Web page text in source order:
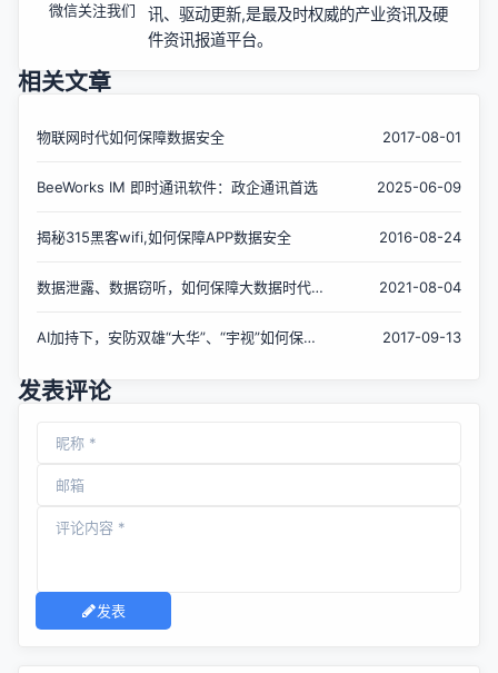
微信关注我们
讯、驱动更新,是最及时权威的产业资讯及硬
件资讯报道平台。
相关文章
物联网时代如何保障数据安全 2017-08-01
BeeWorks IM 即时通讯软件：政企通讯首选 2025-06-09
揭秘315黑客wifi,如何保障APP数据安全 2016-08-24
数据泄露、数据窃听，如何保障大数据时代的
2021-08-04
AI加持下，安防双雄“大华”、“宇视”如何保
2017-09-13
发表评论
发表